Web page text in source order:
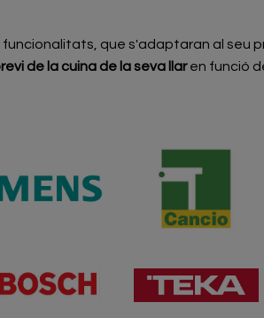
que s'adaptaran al seu
de la cuina de la seva llaren funció